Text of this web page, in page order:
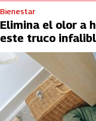
Bienestar
Elimina el olor a
este truco